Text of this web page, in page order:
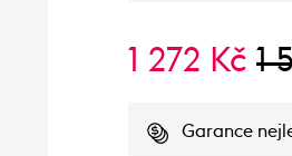
1 272 Kč 1
Garance